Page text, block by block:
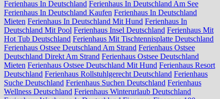
Ferienhaus In Deutschland Ferienhaus In Deutschland Am See
Ferienhaus In Deutschland Kaufen Ferienhaus In Deutschland
Mieten Ferienhaus In Deutschland Mit Hund Ferienhaus In
Deutschland Mit Pool Ferienhaus Insel Deutschland Ferienhaus Mit
Hot Tub Deutschland Ferienhaus Mit Tischtennisplatte Deutschland
Ferienhaus Ostsee Deutschland Am Strand Ferienhaus Ostsee
Deutschland Direkt Am Strand Ferienhaus Ostsee Deutschland
Mieten Ferienhaus Ostsee Deutschland Mit Hund Ferienhaus Resort
Deutschland Ferienhaus Rollstuhlgerecht Deutschland Ferienhaus
Suche Deutschland Ferienhaus Suchen Deutschland Ferienhaus
Wellness Deutschland Ferienhaus Winterurlaub Deutschland